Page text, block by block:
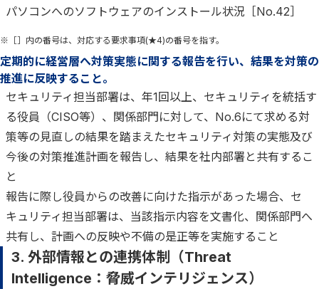
パソコンへのソフトウェアのインストール状況［No.42］
※［］内の番号は、対応する要求事項(★4)の番号を指す。
定期的に経営層へ対策実態に関する報告を行い、結果を対策の
推進に反映すること。
セキュリティ担当部署は、年1回以上、セキュリティを統括す
る役員（CISO等）、関係部門に対して、No.6にて求める対
策等の見直しの結果を踏まえたセキュリティ対策の実態及び
今後の対策推進計画を報告し、結果を社内部署と共有するこ
と
報告に際し役員からの改善に向けた指示があった場合、セ
キュリティ担当部署は、当該指示内容を文書化、関係部門へ
共有し、計画への反映や不備の是正等を実施すること
3. 外部情報との連携体制（Threat
Intelligence：脅威インテリジェンス）